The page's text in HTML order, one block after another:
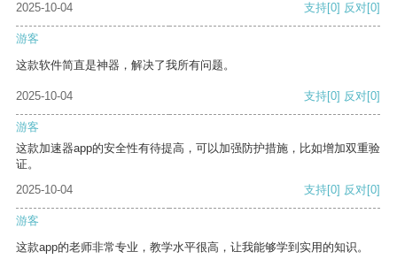
2025-10-04 支持[0] 反对[0]
游客
这款软件简直是神器，解决了我所有问题。
2025-10-04 支持[0] 反对[0]
游客
这款加速器app的安全性有待提高，可以加强防护措施，比如增加双重验
证。
2025-10-04
支持[0] 反对[0]
游客
这款app的老师非常专业，教学水平很高，让我能够学到实用的知识。